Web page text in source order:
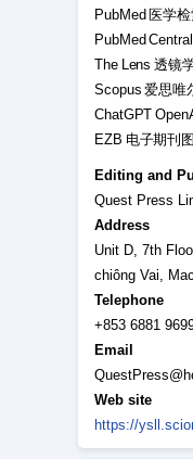
PubMed 医学检
PubMed
The Lens 透镜
Scopus 爱思唯
ChatGPT
EZB 电子期刊
Editing and
Quest Press
Address
Unit D, 7th
chiông Vai,
Telephone
+853 6881
Email
Web site
https://